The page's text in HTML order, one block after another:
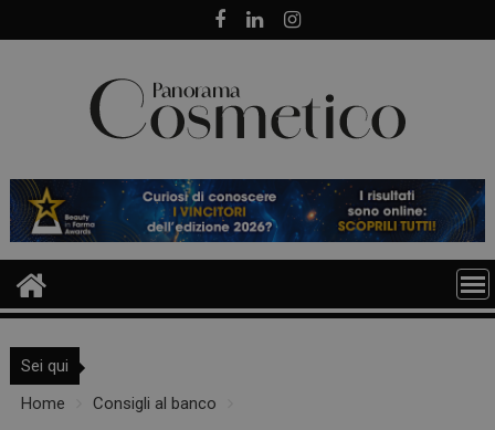
to
Sei qui
Home
Consigli al banco